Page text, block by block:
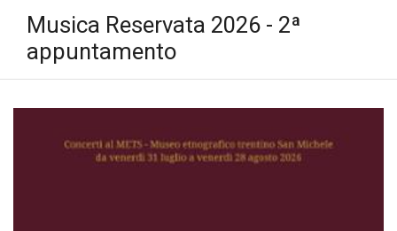
Musica Reservata 2026 - 2ª
appuntamento